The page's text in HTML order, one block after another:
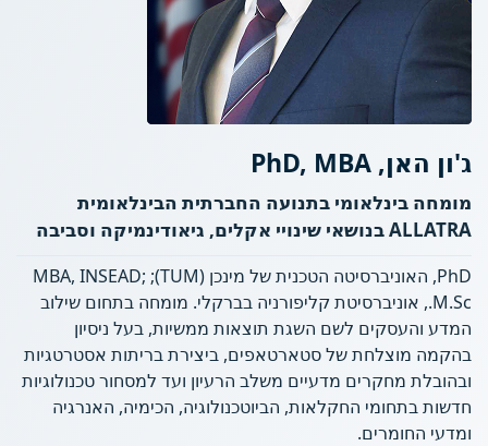
ג'ון האן, PhD, MBA
מומחה בינלאומי בתנועה החברתית הבינלאומית
ALLATRA בנושאי שינויי אקלים, גיאודינמיקה וסביבה
PhD, האוניברסיטה הטכנית של מינכן (TUM); MBA, INSEAD;
M.Sc., אוניברסיטת קליפורניה בברקלי. מומחה בתחום שילוב
המדע והעסקים לשם השגת תוצאות ממשיות, בעל ניסיון
בהקמה מוצלחת של סטארטאפים, ביצירת בריתות אסטרטגיות
ובהובלת מחקרים מדעיים משלב הרעיון ועד למסחור טכנולוגיות
חדשות בתחומי החקלאות, הביוטכנולוגיה, הכימיה, האנרגיה
ומדעי החומרים.